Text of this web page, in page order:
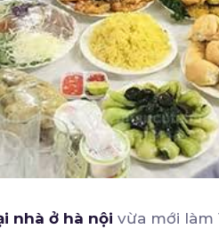
nhà ở hà nội vừa mới làm